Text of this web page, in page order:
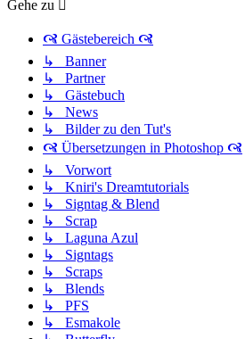
Gehe zu
🙧 Gästebereich 🙧
↳ Banner
↳ Partner
↳ Gästebuch
↳ News
↳ Bilder zu den Tut's
🙧 Übersetzungen in Photoshop 🙧
↳ Vorwort
↳ Kniri's Dreamtutorials
↳ Signtag & Blend
↳ Scrap
↳ Laguna Azul
↳ Signtags
↳ Scraps
↳ Blends
↳ PFS
↳ Esmakole